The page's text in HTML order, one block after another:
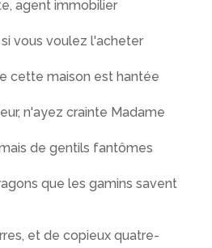
agent immobilier
vous voulez l'acheter
cette maison est hantée
n'ayez crainte Madame
de gentils fantômes
que les gamins savent
et de copieux quatre-